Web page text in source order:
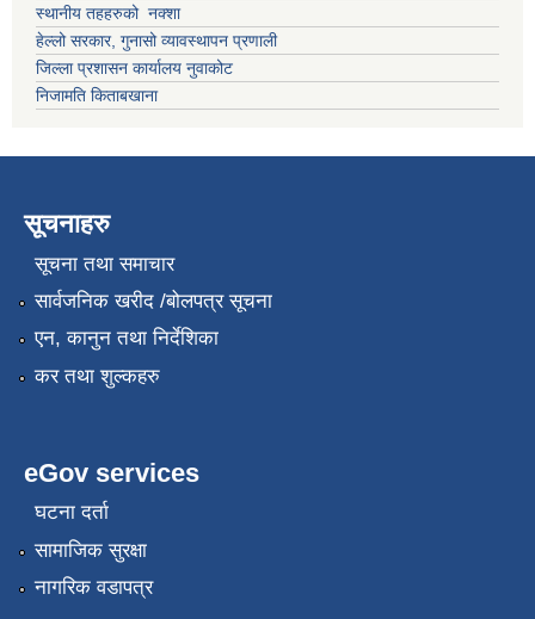
स्थानीय तहहरुको नक्शा
हेल्लो सरकार, गुनासो व्यावस्थापन प्रणाली
जिल्ला प्रशासन कार्यालय नुवाकोट
निजामति किताबखाना
सूचनाहरु
सूचना तथा समाचार
सार्वजनिक खरीद /बोलपत्र सूचना
एन, कानुन तथा निर्देशिका
कर तथा शुल्कहरु
eGov services
घटना दर्ता
सामाजिक सुरक्षा
नागरिक वडापत्र